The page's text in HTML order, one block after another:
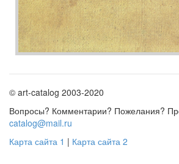
© art-catalog 2003-2020
Вопросы? Комментарии? Пожелания?
catalog@mail.ru
Карта сайта 1 | Карта сайта 2